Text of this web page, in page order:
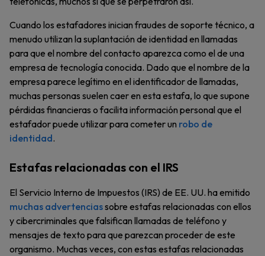
Cuando los estafadores inician fraudes de soporte técnico, a
menudo utilizan la suplantación de identidad en llamadas
para que el nombre del contacto aparezca como el de una
empresa de tecnología conocida. Dado que el nombre de la
empresa parece legítimo en el identificador de llamadas,
muchas personas suelen caer en esta estafa, lo que supone
pérdidas financieras o facilita información personal que el
estafador puede utilizar para cometer un robo de
identidad.
Estafas relacionadas con el IRS
El Servicio Interno de Impuestos (IRS) de EE. UU. ha emitido
muchas advertenciassobre estafas relacionadas con ellos
y cibercriminales que falsifican llamadas de teléfono y
mensajes de texto para que parezcan proceder de este
organismo. Muchas veces, con estas estafas relacionadas